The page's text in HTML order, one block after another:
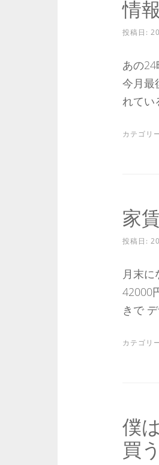
情
投稿日:
あの24
今月最
れてい
カテゴリ
家
投稿日:
月末
42000
きで
カテゴリ
僕
買う